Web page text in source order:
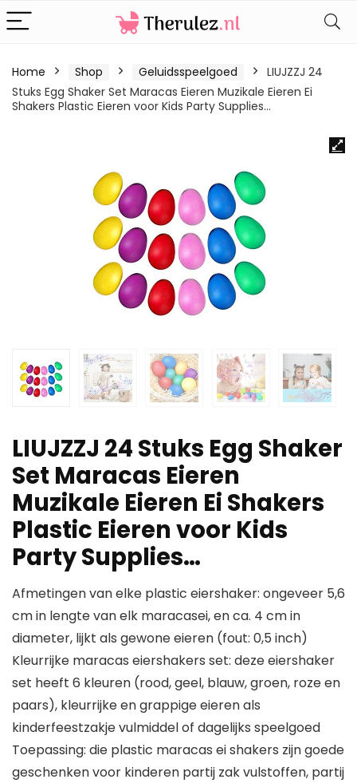
Home Shop Geluidsspeelgoed
LIUJZZJ 24
Stuks Egg Shaker Set Maracas Eieren Muzikale Eieren Ei
Shakers Plastic Eieren voor Kids Party Supplies…
LIUJZZJ 24 Stuks Egg Shaker
Set Maracas Eieren
Muzikale Eieren Ei Shakers
Plastic Eieren voor Kids
Party Supplies…
Afmetingen van elke plastic eiershaker: ongeveer 5,6
cm in lengte van elk maracasei, en ca. 4 cm in
diameter, lijkt als gewone eieren (fout: 0,5 inch)
Kleurrijke maracas eiershakers set: deze eiershaker
set heeft 6 kleuren (rood, geel, blauw, groen, roze en
paars), kleurrijke en grappige eieren als
kinderfeestzakje vulmiddel of dagelijks speelgoed
Toepassing: die plastic maracas ei shakers zijn goede
geschenken voor kinderen partij zak vulstoffen, partij